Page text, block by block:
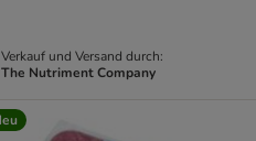
Verkauf und Versand durch:
The Nutriment Company